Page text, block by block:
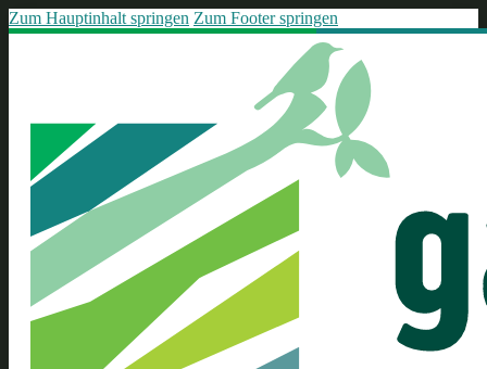
Zum Hauptinhalt springen Zum Footer springen